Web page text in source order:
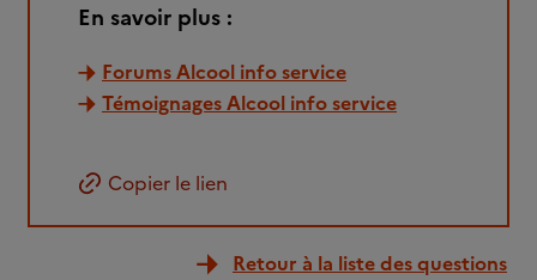
En savoir plus :
Forums Alcool info service
Témoignages Alcool info service
Copier le lien
Retour à la liste des questions